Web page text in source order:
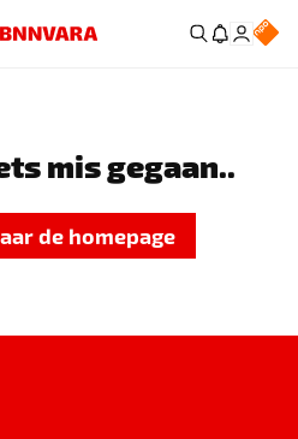
mis gegaan..
de homepage